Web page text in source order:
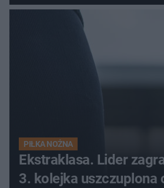
PIŁKA NOŻNA
Ekstraklasa. Lider
3. kolejka uszczuplona